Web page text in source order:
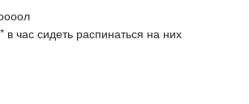
в час сидеть распинаться на них